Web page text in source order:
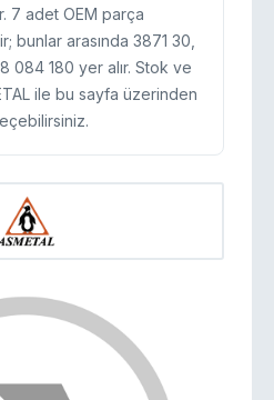
7 adet OEM parça
bunlar arasında 3871 30,
084 180 yer alır. Stok ve
ile bu sayfa üzerinden